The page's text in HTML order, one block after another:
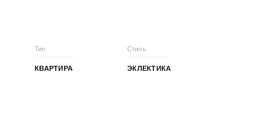
Тип
КВАРТИРА
Стиль
ЭКЛЕКТИКА